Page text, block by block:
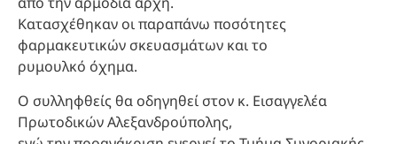
Κατασχέθηκαν οι παραπάνω ποσότητες
φαρμακευτικών σκευασμάτων και το
ρυμουλκό όχημα.
Ο συλληφθείς θα οδηγηθεί στον κ. Εισαγγελέα
Πρωτοδικών Αλεξανδρούπολης,